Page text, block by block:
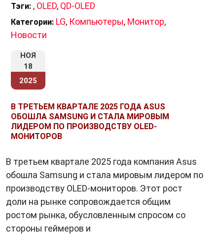
Тэги: , OLED, QD-OLED
Категории: LG, Компьютеры, Монитор,
Новости
НОЯ
18
2025
В ТРЕТЬЕМ КВАРТАЛЕ 2025 ГОДА ASUS
ОБОШЛА SAMSUNG И СТАЛА МИРОВЫМ
ЛИДЕРОМ ПО ПРОИЗВОДСТВУ OLED-
МОНИТОРОВ
В третьем квартале 2025 года компания Asus
обошла Samsung и стала мировым лидером по
производству OLED-мониторов. Этот рост
доли на рынке сопровождается общим
ростом рынка, обусловленным спросом со
стороны геймеров и